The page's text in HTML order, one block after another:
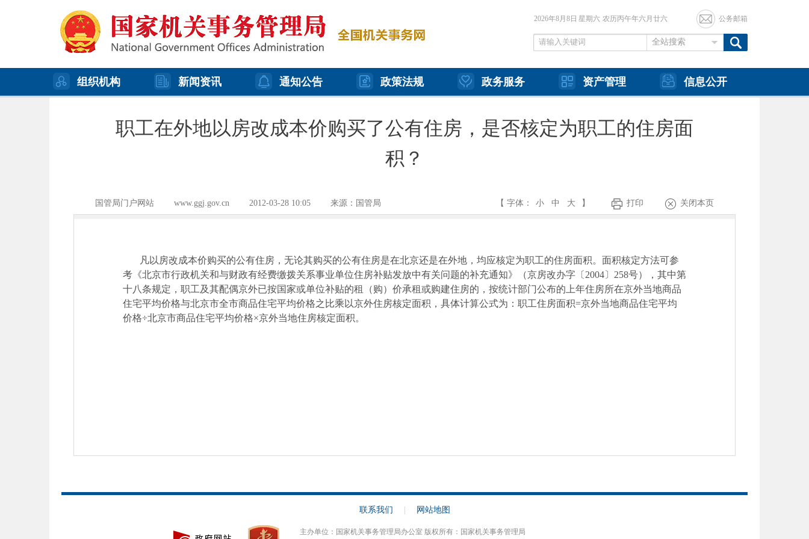
公务邮箱
2026年8月8日 星期六 农历丙午年六月廿六
全站搜索
组织机构 新闻资讯 通知公告 政策法规 政务服务 资产管理 信息公开
职工在外地以房改成本价购买了公有住房，是否核定为职工的住房面
积？
国管局门户网站 www.ggj.gov.cn 2012-03-28 10:05 来源：国管局 关闭本页
打印
【 字体： 小 中 大 】
凡以房改成本价购买的公有住房，无论其购买的公有住房是在北京还是在外地，均应核定为职工的住房面积。面积核定方法可参
考《北京市行政机关和与财政有经费缴拨关系事业单位住房补贴发放中有关问题的补充通知》（京房改办字〔 2004〕 258号），其中第
十八条规定，职工及其配偶京外已按国家或单位补贴的租（购）价承租或购建住房的，按统计部门公布的上年住房所在京外当地商品
住宅平均价格与北京市全市商品住宅平均价格之比乘以京外住房核定面积，具体计算公式为：职工住房面积=京外当地商品住宅平均
价格÷北京市商品住宅平均价格×京外当地住房核定面积。
联系我们 网站地图
主办单位：国家机关事务管理局办公室 版权所有：国家机关事务管理局